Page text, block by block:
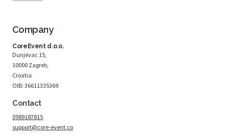
Company
CoreEvent d.o.o.
Dunjevac 15,
10000 Zagreb,
Croatia
OIB: 36611335369
Contact
0989187815
support@core-event.co